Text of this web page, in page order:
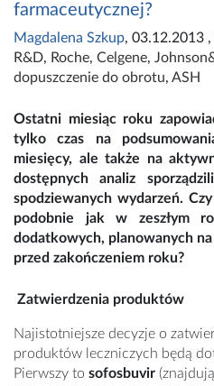
farmaceutycznej?
Magdalena Szkup, 03.12.2013 ,
R&D, Roche, Celgene,
dopuszczenie do obrotu, ASH
Ostatni miesiąc roku
tylko czas na
miesięcy, ale także na
dostępnych analiz
spodziewanych wydarzeń.
podobnie jak w zeszłym
dodatkowych, planowanych
przed zakończeniem roku?
Zatwierdzenia produktów
Najistotniejsze decyzje o
produktów leczniczych będą
Pierwszy to sofosbuvir